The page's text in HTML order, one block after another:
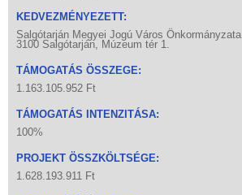
KEDVEZMÉNYEZETT:
Salgótarján Megyei Jogú Város Önkormányzata
3100 Salgótarján, Múzeum tér 1.
TÁMOGATÁS ÖSSZEGE:
1.163.105.952 Ft
TÁMOGATÁS INTENZITÁSA:
100%
PROJEKT ÖSSZKÖLTSÉGE:
1.628.193.911 Ft